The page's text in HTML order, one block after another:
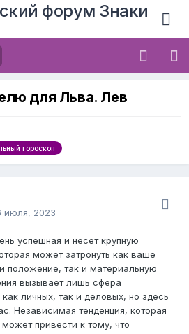
форум Знаки
для Льва. Лев
гороскоп
июля, 2023
успешная и несет крупную
может затронуть как ваше
положение, так и материальную
вызывает лишь сфера
личных, так и деловых, но здесь
Независимая тенденция, которая
привести к тому, что